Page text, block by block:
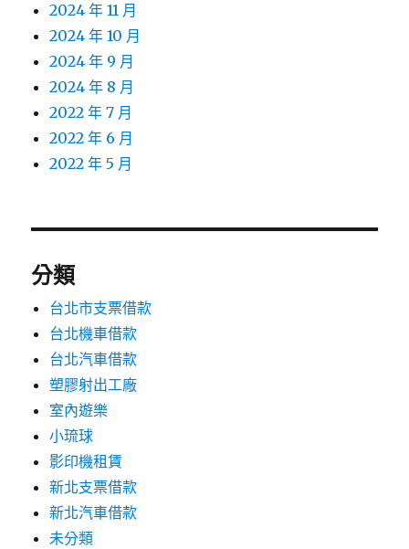
2024 年 11 月
2024 年 10 月
2024 年 9 月
2024 年 8 月
2022 年 7 月
2022 年 6 月
2022 年 5 月
分類
台北市支票借款
台北機車借款
台北汽車借款
塑膠射出工廠
室內遊樂
小琉球
影印機租賃
新北支票借款
新北汽車借款
未分類